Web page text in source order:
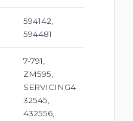
594142,
594481
7-791,
ZM595,
SERVICING4
32545,
432556,